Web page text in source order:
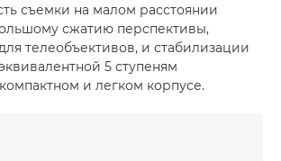
съемки на малом расстоянии
сжатию перспективы,
телеобъективов, и стабилизации
5 ступеням
и легком корпусе.